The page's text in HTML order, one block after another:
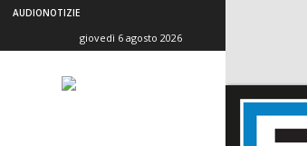
AUDIONOTIZIE
giovedì 6 agosto 2026